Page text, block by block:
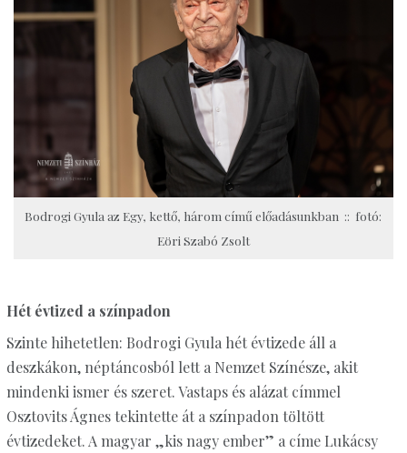
Bodrogi Gyula az Egy, kettő, három című előadásunkban :: fotó:
Eöri Szabó Zsolt
Hét évtized a színpadon
Szinte hihetetlen: Bodrogi Gyula hét évtizede áll a
deszkákon, néptáncosból lett a Nemzet Színésze, akit
mindenki ismer és szeret. Vastaps és alázat címmel
Osztovits Ágnes tekintette át a színpadon töltött
évtizedeket. A magyar „kis nagy ember” a címe Lukácsy